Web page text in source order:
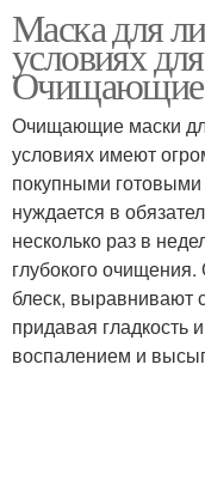
Маски для
Маски для жирной
Маски от
Маска для
условиях
Очищающие
Очищающие маски
условиях имеют
покупными
нуждается в
несколько раз в
глубокого
блеск, выравнивают
придавая гладкость
воспалением и